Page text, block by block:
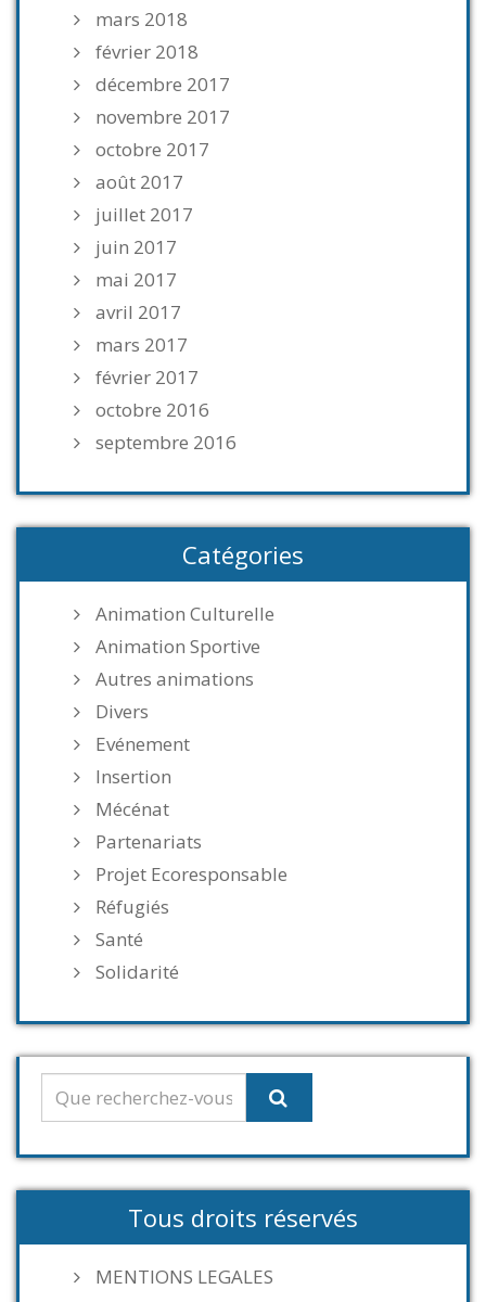
mars 2018
février 2018
décembre 2017
novembre 2017
octobre 2017
août 2017
juillet 2017
juin 2017
mai 2017
avril 2017
mars 2017
février 2017
octobre 2016
septembre 2016
Catégories
Animation Culturelle
Animation Sportive
Autres animations
Divers
Evénement
Insertion
Mécénat
Partenariats
Projet Ecoresponsable
Réfugiés
Santé
Solidarité
Tous droits réservés
MENTIONS LEGALES